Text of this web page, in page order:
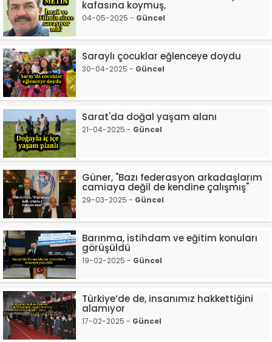
kafasına koymuş,
04-05-2025 - Güncel
Saraylı çocuklar eğlenceye doydu
30-04-2025 - Güncel
Sarat'da doğal yaşam alanı
21-04-2025 - Güncel
Güner, "Bazı federasyon arkadaşlarım
camiaya değil de kendine çalışmış"
29-03-2025 - Güncel
Barınma, istihdam ve eğitim konuları
görüşüldü
19-02-2025 - Güncel
Türkiye’de de, insanımız hakkettiğini
alamıyor
17-02-2025 - Güncel